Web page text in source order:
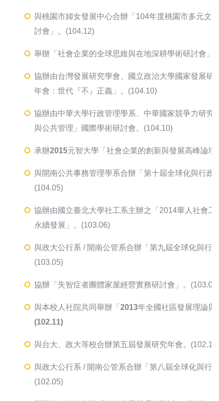
與桃園市婦女發展中心合辦「104年度桃園市多元文
討會」。(104.12)
舉辦「社會企業的全球思維與在地深耕學術研討會」
協辦由台灣發展研究學會、國立政治大學國家發展研
年會：世代『不』正義」。(104.10)
協辦由中華大學行政管理學系、中華國家競爭力研究
與公共管理」國際學術研討會。(104.10)
承辦2015元智大學「社會企業的創新與發展高峰論壇
與開南公共事務管理學系合辦「第十屆全球化與行政
(104.05)
協辦由國立臺北大學社工系主辦之「2014華人社會
永續發展」。(103.06)
與政大公行系 / 開南公管系合辦「第九屆全球化與行
(103.05)
協辦「失智症者團體家屋經營實務研討會」。(103.04)
與本校人社院共同舉辦 「 2013年全國社區發展理論
(102.11)
與台大、政大等校合辦第五屆發展研究年會。(102.11)
與政大公行系 / 開南公管系合辦「第八屆全球化與行
(102.05)